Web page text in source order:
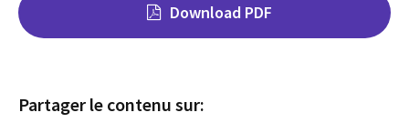
Download PDF
Partager le contenu sur: